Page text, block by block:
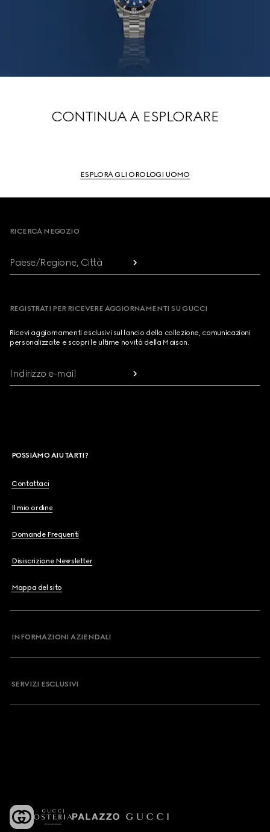
CONTINUA A ESPLORARE
ESPLORA GLI OROLOGI UOMO
Footer
RICERCA NEGOZIO
Paese/Regione, Città
REGISTRATI PER RICEVERE AGGIORNAMENTI SU GUCCI
Ricevi aggiornamenti esclusivi sul lancio della collezione, comunicazioni
personalizzate e scopri le ultime novità della Maison.
Indirizzo e-mail
POSSIAMO AIUTARTI?
Contattaci
Il mio ordine
Domande Frequenti
Disiscrizione Newsletter
Mappa del sito
INFORMAZIONI AZIENDALI
SERVIZI ESCLUSIVI